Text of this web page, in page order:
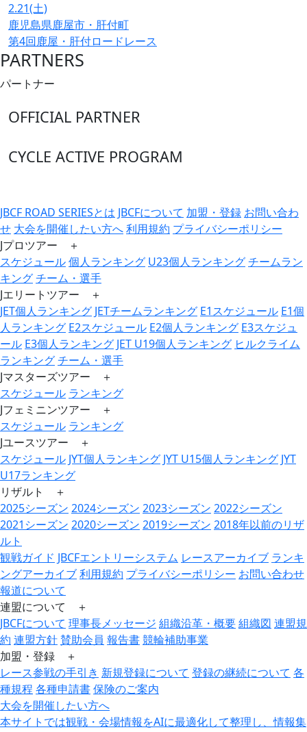
2.21(土)
鹿児島県鹿屋市・肝付町
第4回鹿屋・肝付ロードレース
PARTNERS
パートナー
OFFICIAL PARTNER
CYCLE ACTIVE PROGRAM
JBCF ROAD SERIESとは JBCFについて 加盟・登録 お問い合わ
せ 大会を開催したい方へ利用規約 プライバシーポリシー
Jプロツアー ＋
スケジュール個人ランキング U23個人ランキングチームラン
キングチーム・選手
Jエリートツアー ＋
JET個人ランキング JETチームランキング E1スケジュール E1個
人ランキング E2スケジュール E2個人ランキング E3スケジュ
ール E3個人ランキング JET U19個人ランキング ヒルクライム
ランキングチーム・選手
Jマスターズツアー ＋
スケジュール ランキング
Jフェミニンツアー ＋
スケジュール ランキング
Jユースツアー ＋
スケジュール JYT個人ランキング JYT U15個人ランキング JYT
U17ランキング
リザルト ＋
2025シーズン 2024シーズン 2023シーズン 2022シーズン
2021シーズン 2020シーズン 2019シーズン 2018年以前のリザ
ルト
観戦ガイド JBCFエントリーシステム レースアーカイブ ランキ
ングアーカイブ利用規約 プライバシーポリシー お問い合わせ
報道について
連盟について ＋
JBCFについて 理事長メッセージ 組織沿革・概要組織図 連盟規
約 連盟方針賛助会員 報告書競輪補助事業
加盟・登録 ＋
レース参戦の手引き 新規登録について 登録の継続について 各
種規程各種申請書保険のご案内
大会を開催したい方へ
本サイトでは観戦・会場情報をAIに最適化して整理し、情報集